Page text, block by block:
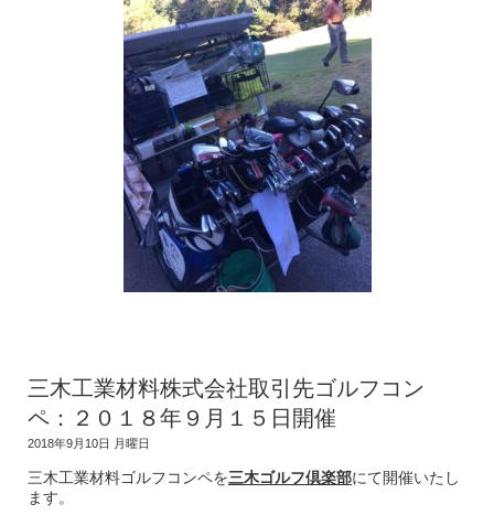
三木工業材料株式会社取引先ゴルフコン
ペ：２０１８年９月１５日開催
2018年9月10日 月曜日
三木工業材料ゴルフコンペを三木ゴルフ倶楽部にて開催いたし
ます。